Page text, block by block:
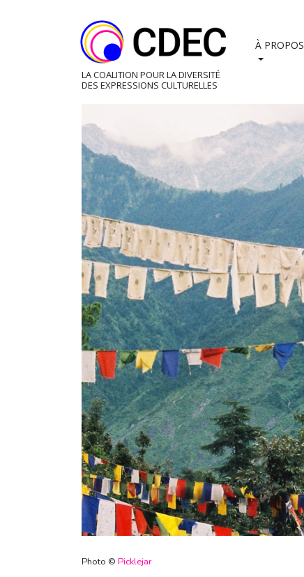
LA COALITION POUR LA DIVERSITÉ
DES EXPRESSIONS CULTURELLES
À PROPOS
Photo © Picklejar